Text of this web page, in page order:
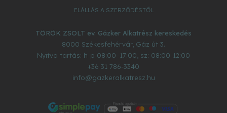
ELÁLLÁS A SZERZŐDÉSTŐL
TÖRÖK ZSOLT ev. Gázker Alkatrész kereskedés
8000 Székesfehérvár, Gáz út 3.
Nyitva tartás: h-p 08:00–17:00, sz: 08:00-12:00
+36 31 786-3340
info@gazkeralkatresz.hu